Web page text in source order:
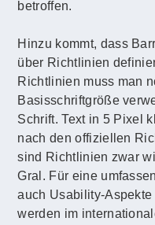
betroffen.
Hinzu kommt, dass
über Richtlinien
Richtlinien muss man
Basisschriftgröße
Schrift. Text in 5 Pixel
nach den offiziellen
sind Richtlinien zwar
Gral. Für eine
auch Usability-
werden im